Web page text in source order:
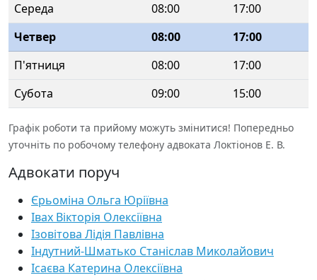
Середа
08:00
17:00
Четвер
08:00
17:00
П'ятниця
08:00
17:00
Субота
09:00 15:00
Графік роботи та прийому можуть змінитися! Попередньо
уточніть по робочому телефону адвоката Локтіонов Е. В.
Адвокати поруч
Єрьоміна Ольга Юріївна
Івах Вікторія Олексіївна
Ізовітова Лідія Павлівна
Індутний-Шматько Станіслав Миколайович
Ісаєва Катерина Олексіївна